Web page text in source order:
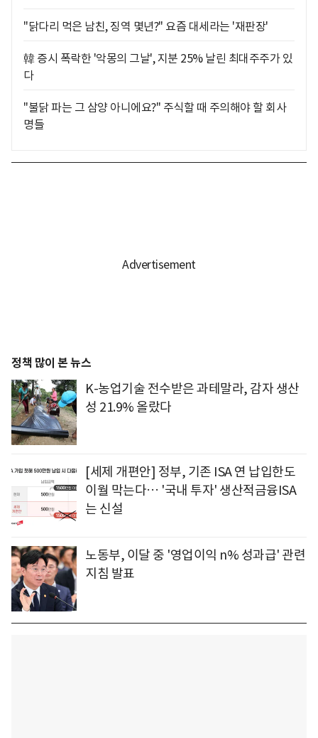
"닭다리 먹은 남친, 징역 몇년?" 요즘 대세라는 '재판장'
韓 증시 폭락한 '악몽의 그날', 지분 25% 날린 최대주주가 있
다
"불닭 파는 그 삼양 아니에요?" 주식할 때 주의해야 할 회사
명들
정책 많이 본 뉴스
K-농업기술 전수받은 과테말라, 감자 생산
성 21.9% 올랐다
[세제 개편안] 정부, 기존 ISA 연 납입한도
이월 막는다… '국내 투자' 생산적금융ISA
는 신설
노동부, 이달 중 '영업이익 n% 성과급' 관련
지침 발표